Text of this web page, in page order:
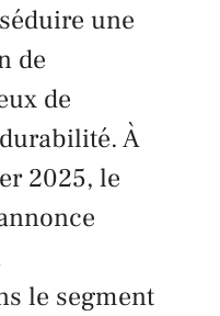
une
de
de
À
2025, le
le segment